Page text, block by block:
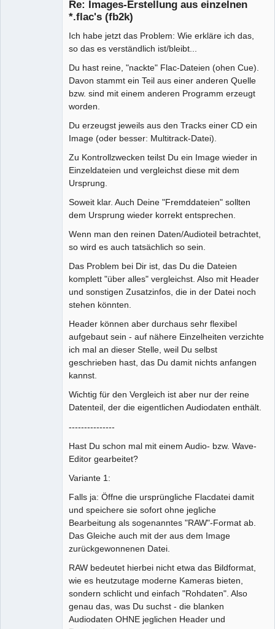
Re: Images-Erstellung aus einzelnen
*.flac's (fb2k)
Ich habe jetzt das Problem: Wie erkläre ich das,
so das es verständlich ist/bleibt...
Du hast reine, "nackte" Flac-Dateien (ohen Cue).
Davon stammt ein Teil aus einer anderen Quelle
bzw. sind mit einem anderen Programm erzeugt
worden.
Du erzeugst jeweils aus den Tracks einer CD ein
Image (oder besser: Multitrack-Datei).
Zu Kontrollzwecken teilst Du ein Image wieder in
Einzeldateien und vergleichst diese mit dem
Ursprung.
Soweit klar. Auch Deine "Fremddateien" sollten
dem Ursprung wieder korrekt entsprechen.
Wenn man den reinen Daten/Audioteil betrachtet,
so wird es auch tatsächlich so sein.
Das Problem bei Dir ist, das Du die Dateien
komplett "über alles" vergleichst. Also mit Header
und sonstigen Zusatzinfos, die in der Datei noch
stehen könnten.
Header können aber durchaus sehr flexibel
aufgebaut sein - auf nähere Einzelheiten verzichte
ich mal an dieser Stelle, weil Du selbst
geschrieben hast, das Du damit nichts anfangen
kannst.
Wichtig für den Vergleich ist aber nur der reine
Datenteil, der die eigentlichen Audiodaten enthält.
---------------
Hast Du schon mal mit einem Audio- bzw. Wave-
Editor gearbeitet?
Variante 1:
Falls ja: Öffne die ursprüngliche Flacdatei damit
und speichere sie sofort ohne jegliche
Bearbeitung als sogenanntes "RAW"-Format ab.
Das Gleiche auch mit der aus dem Image
zurückgewonnenen Datei.
RAW bedeutet hierbei nicht etwa das Bildformat,
wie es heutzutage moderne Kameras bieten,
sondern schlicht und einfach "Rohdaten". Also
genau das, was Du suchst - die blanken
Audiodaten OHNE jeglichen Header und